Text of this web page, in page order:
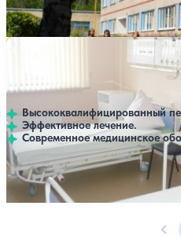
Профилей лечения:6
Санаторий Пензенская
Пенза
Высококвалифицированный
Эффективное лечение.
Современное медицинское
Профилей лечения:1
Нет цен или свободных
Выбрать